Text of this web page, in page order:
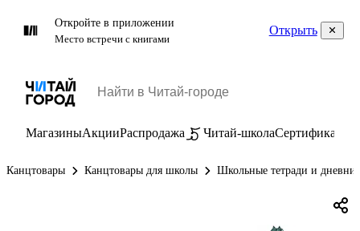
Откройте в приложении
Место встречи с книгами
Открыть
МагазиныАкцииРаспродажа Читай-школаСертификаты
Канцтовары Канцтовары для школы Школьные тетради и